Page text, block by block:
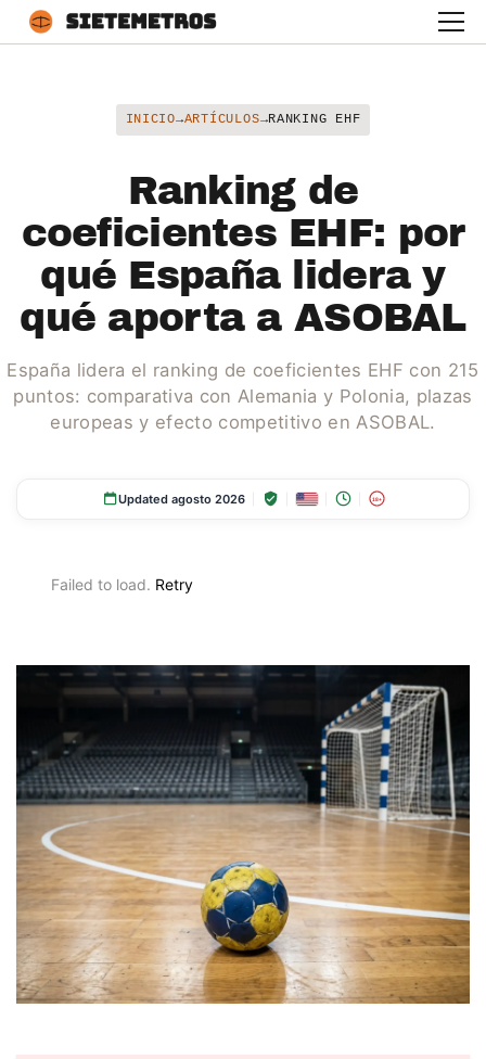
INICIO→ARTÍCULOS→RANKING EHF
Ranking de
coeficientes EHF: por
qué España lidera y
qué aporta a ASOBAL
España lidera el ranking de coeficientes EHF con 215
puntos: comparativa con Alemania y Polonia, plazas
europeas y efecto competitivo en ASOBAL.
Updated agosto 2026 18+
Failed to load. Retry